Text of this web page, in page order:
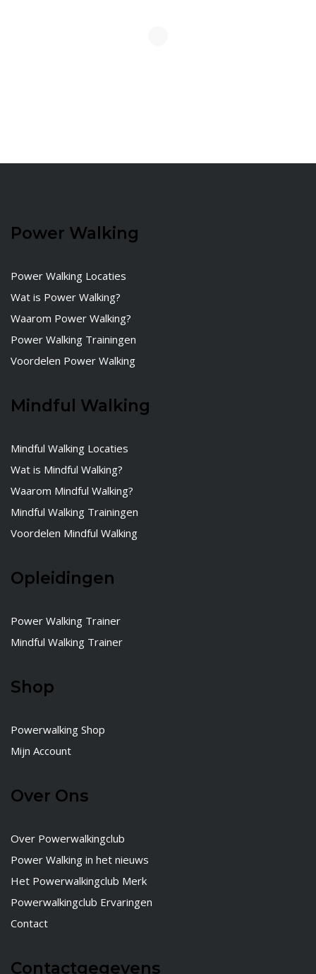
Power Walking
Power Walking Locaties
Wat is Power Walking?
Waarom Power Walking?
Power Walking Trainingen
Voordelen Power Walking
Mindful Walking
Mindful Walking Locaties
Wat is Mindful Walking?
Waarom Mindful Walking?
Mindful Walking Trainingen
Voordelen Mindful Walking
Opleidingen
Power Walking Trainer
Mindful Walking Trainer
Shop
Powerwalking Shop
Mijn Account
Over Ons
Over Powerwalkingclub
Power Walking in het nieuws
Het Powerwalkingclub Merk
Powerwalkingclub Ervaringen
Contact
Contactgegevens